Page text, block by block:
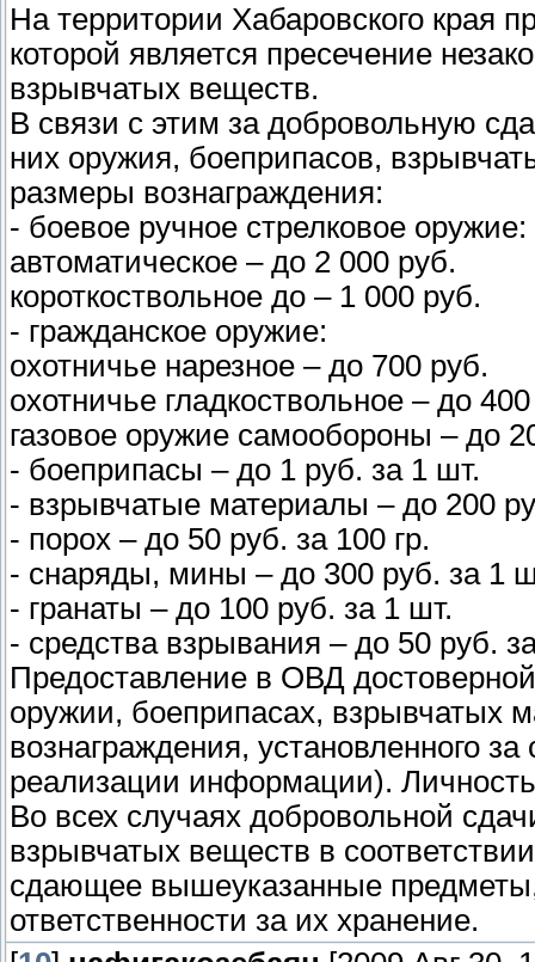
На территории Хабаровского края
которой является пресечение
взрывчатых веществ.
В связи с этим за добровольную
них оружия, боеприпасов,
размеры вознаграждения:
- боевое ручное стрелковое оружие:
автоматическое – до 2 000 руб.
короткоствольное до – 1 000 руб.
- гражданское оружие:
охотничье нарезное – до 700 руб.
охотничье гладкоствольное – до
газовое оружие самообороны – до
- боеприпасы – до 1 руб. за 1 шт.
- взрывчатые материалы – до 200
- порох – до 50 руб. за 100 гр.
- снаряды, мины – до 300 руб. за 1
- гранаты – до 100 руб. за 1 шт.
- средства взрывания – до 50 руб.
Предоставление в ОВД
оружии, боеприпасах, взрывчатых
вознаграждения, установленного
реализации информации).
Во всех случаях добровольной
взрывчатых веществ в
сдающее вышеуказанные предметы,
ответственности за их хранение.